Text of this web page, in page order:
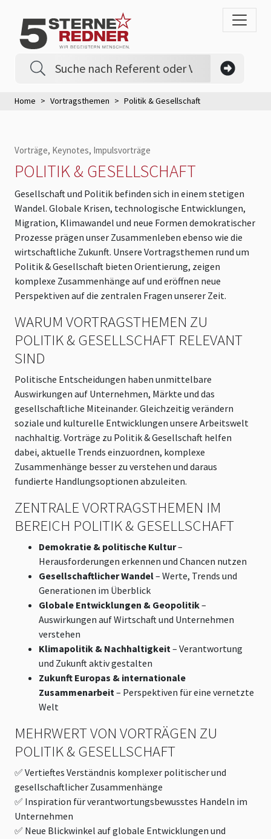
Home Vortragsthemen Politik & Gesellschaft
Vorträge, Keynotes, Impulsvorträge
POLITIK & GESELLSCHAFT
Gesellschaft und Politik befinden sich in einem stetigen
Wandel. Globale Krisen, technologische Entwicklungen,
Migration, Klimawandel und neue Formen demokratischer
Prozesse prägen unser Zusammenleben ebenso wie die
wirtschaftliche Zukunft. Unsere Vortragsthemen rund um
Politik & Gesellschaft bieten Orientierung, zeigen
komplexe Zusammenhänge auf und eröffnen neue
Perspektiven auf die zentralen Fragen unserer Zeit.
WARUM VORTRAGSTHEMEN ZU
POLITIK & GESELLSCHAFT RELEVANT
SIND
Politische Entscheidungen haben unmittelbare
Auswirkungen auf Unternehmen, Märkte und das
gesellschaftliche Miteinander. Gleichzeitig verändern
soziale und kulturelle Entwicklungen unsere Arbeitswelt
nachhaltig. Vorträge zu Politik & Gesellschaft helfen
dabei, aktuelle Trends einzuordnen, komplexe
Zusammenhänge besser zu verstehen und daraus
fundierte Handlungsoptionen abzuleiten.
ZENTRALE VORTRAGSTHEMEN IM
BEREICH POLITIK & GESELLSCHAFT
Demokratie & politische Kultur–
Herausforderungen erkennen und Chancen nutzen
Gesellschaftlicher Wandel– Werte, Trends und
Generationen im Überblick
Globale Entwicklungen & Geopolitik–
Auswirkungen auf Wirtschaft und Unternehmen
verstehen
Klimapolitik & Nachhaltigkeit – Verantwortung
und Zukunft aktiv gestalten
Zukunft Europas & internationale
Zusammenarbeit – Perspektiven für eine vernetzte
Welt
MEHRWERT VON VORTRÄGEN ZU
POLITIK & GESELLSCHAFT
✅ Vertieftes Verständnis komplexer politischer und
gesellschaftlicher Zusammenhänge
✅ Inspiration für verantwortungsbewusstes Handeln im
Unternehmen
✅ Neue Blickwinkel auf globale Entwicklungen und